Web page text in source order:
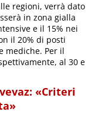
regioni, verrà dato
in zona gialla
e il 15% nei
il 20% di posti
mediche. Per il
al 30 e
«Criteri